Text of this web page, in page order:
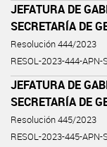
JEFATURA DE
SECRETARÍA DE
Resolución 444/2023
RESOL-2023-444-APN-
JEFATURA DE
SECRETARÍA DE
Resolución 445/2023
RESOL-2023-445-APN-